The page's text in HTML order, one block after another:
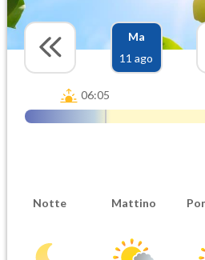
Ma
11 ago
06:05
Notte Mattino